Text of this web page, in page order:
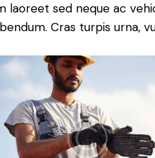
laoreet sed neque ac
Cras turpis urna,